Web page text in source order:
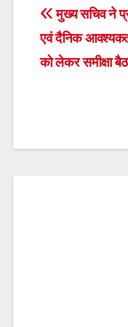
Post
मुख्य सचिव ने
एवं दैनिक
को लेकर समीक्षा